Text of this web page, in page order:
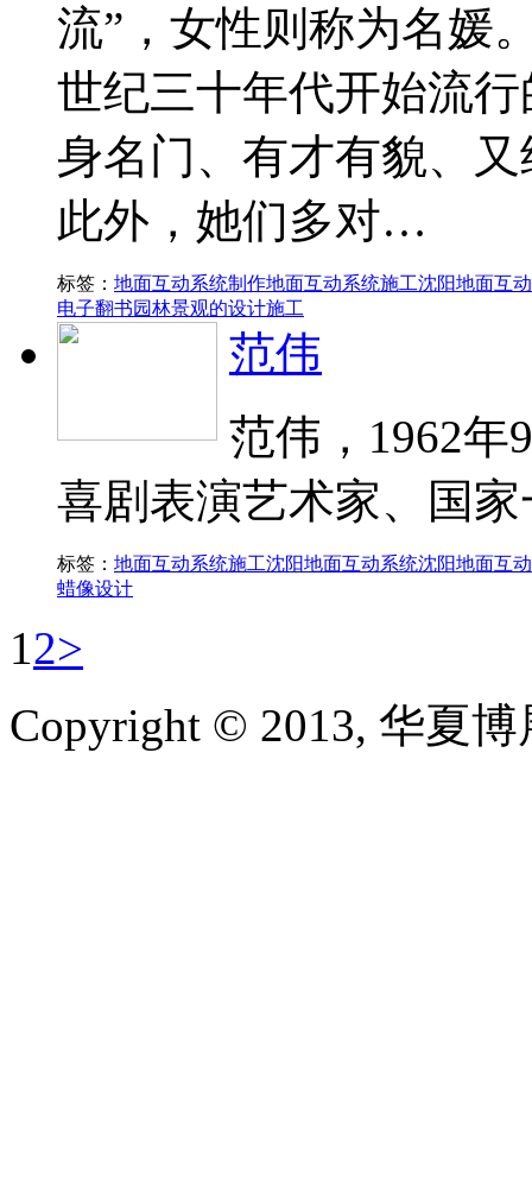
流”，女性则称为名媛
世纪三十年代开始流
身名门、有才有貌、
此外，她们多对…
标签： 地面互动系统制作地面互动系统施工沈阳地面互
电子翻书园林景观的设计施工
范伟
范伟，1962年
喜剧表演艺术家、国
标签： 地面互动系统施工沈阳地面互动系统沈阳地面互
蜡像设计
12>
Copyright © 2013, 华夏博